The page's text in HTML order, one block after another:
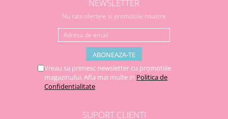
NEWSLETTER
Nu rata ofertele si promotiile noastre
Vreau sa primesc newsletter cu promotiile
magazinului. Afla mai multe in Politica de
Confidentialitate
SUPORT CLIENTI